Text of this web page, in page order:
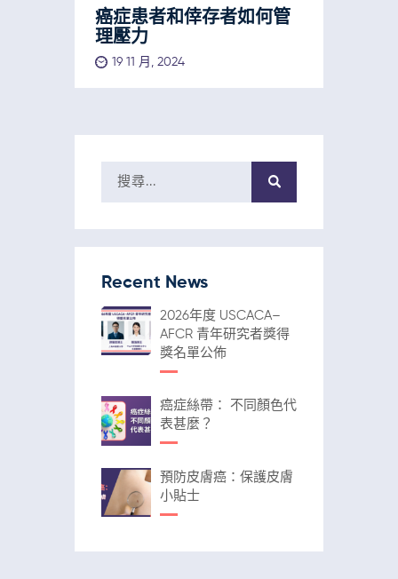
癌症患者和倖存者如何管
理壓力
19 11 月, 2024
Recent News
2026年度 USCACA–
AFCR 青年研究者獎得
獎名單公佈
癌症絲帶： 不同顏色代
表甚麼？
預防皮膚癌：保護皮膚
小貼士